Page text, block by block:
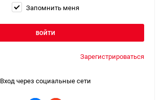
Запомнить меня
Зарегистрироваться
Вход через социальные сети